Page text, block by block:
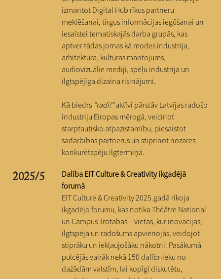
izmantot Digital Hub rīkus partneru
meklēšanai, tirgus informācijas iegūšanai un
iesaistei tematiskajās darba grupās, kas
aptver tādas jomas kā modes industrija,
arhitektūra, kultūras mantojums,
audiovizuālie mediji, spēļu industrija un
ilgtspējīga dizaina risinājumi.
Kā biedrs “radi!”aktīvi pārstāv Latvijas radošo
industriju Eiropas mērogā, veicinot
starptautisko atpazīstamību, piesaistot
sadarbības partnerus un stiprinot nozares
konkurētspēju ilgtermiņā.
2025/5
Dalība EIT Culture & Creativity ikgadējā
forumā
EIT Culture & Creativity 2025.gadā rīkoja
ikgadējo forumu, kas notika Théâtre National
un Campus Trotabas – vietās, kur inovācijas,
ilgtspēja un radošums apvienojās, veidojot
stiprāku un iekļaujošāku nākotni. Pasākumā
pulcējās vairāk nekā 150 dalībnieku no
dažādām valstīm, lai kopīgi diskutētu,